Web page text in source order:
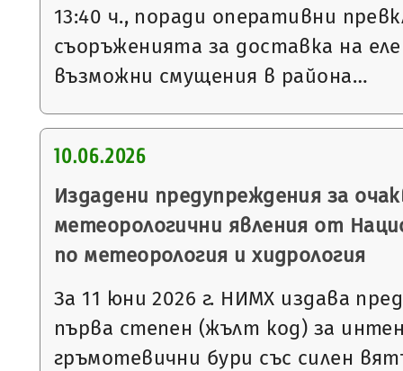
13:40 ч., поради оперативни
съоръженията за доставка на
възможни смущения в района…
10.06.2026
Издадени предупреждения за
метеорологични явления от
по метеорология и хидрология
За 11 юни 2026 г. НИМХ издава
първа степен (жълт код) за
гръмотевични бури със силен